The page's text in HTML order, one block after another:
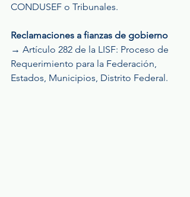
CONDUSEF o Tribunales.
Reclamaciones a fianzas de gobierno
→ Artículo 282 de la LISF: Proceso de
Requerimiento para la Federación,
Estados, Municipios, Distrito Federal.